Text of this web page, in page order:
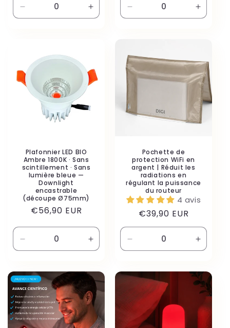
la
Default
Title
Augmenter
la
la
Default
Title
la
Title
Plafonnier LED BIO
Ambre 1800K · Sans
scintillement · Sans
lumière bleue —
Downlight
encastrable
(découpe Ø75mm)
Prix
€56,90 EUR
la
de
Default
Title
Augmenter
la
de
Default
Title
Pochette de
protection WiFi en
argent | Réduit les
radiations en
régulant la puissance
du routeur
4 avis
Prix
habituel
€39,90 EUR
la
de
Default
Title
la
de
Default
Title